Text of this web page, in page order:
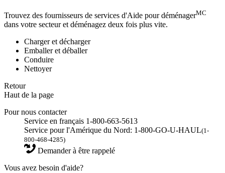
Trouvez des fournisseurs de services d'Aide pour déménagerMC
dans votre secteur et déménagez deux fois plus vite.
Charger et décharger
Emballer et déballer
Conduire
Nettoyer
Retour
Haut de la page
Pour nous contacter
Service en français 1-800-663-5613
Service pour l'Amérique du Nord: 1-800-GO-U-HAUL(1-
800-468-4285)
Demander à être rappelé
Vous avez besoin d'aide?